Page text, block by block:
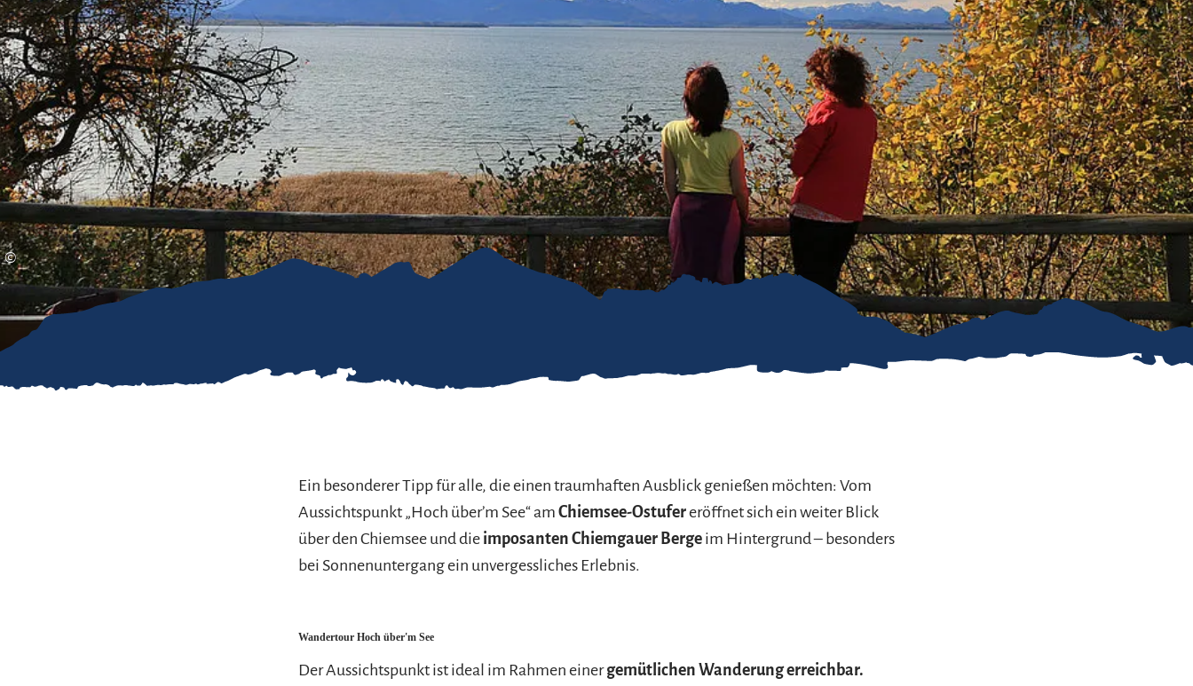
Gleitschirmfliegen &
Luftsport
Interaktive Vollbildkarte
Barrierefreiheit im
Chiemgau
Chiemgau G'schichten
©
Ein besonderer Tipp für alle, die einen traumhaften Ausblick genießen möchten: Vom
Aussichtspunkt „Hoch über’m See“ am Chiemsee-Ostufereröffnet sich ein weiter Blick
über den Chiemsee und die imposanten Chiemgauer Berge im Hintergrund – besonders
bei Sonnenuntergang ein unvergessliches Erlebnis.
Wandertour Hoch über'm See
Der Aussichtspunkt ist ideal im Rahmen einergemütlichen Wanderung erreichbar.